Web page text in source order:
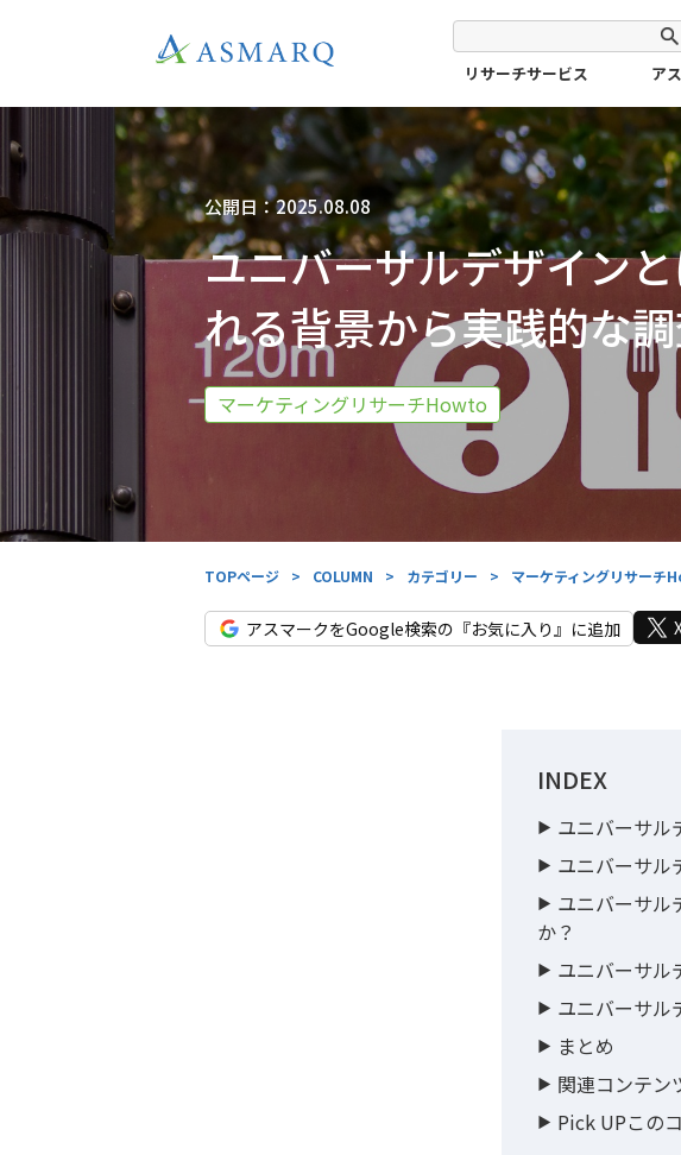
リサーチサービス ア
公開日：2025.08.08
ユニバーサルデザイン
れる背景から実践的な
マーケティングリサーチHowto
TOPページ > COLUMN > カテゴリー > マーケティングリサーチ
アスマークをGoogle検索の『お気に入り』に追加
INDEX
ユニバーサル
ユニバーサル
ユニバーサル
か？
ユニバーサル
ユニバーサル
まとめ
関連コンテン
Pick UPこの